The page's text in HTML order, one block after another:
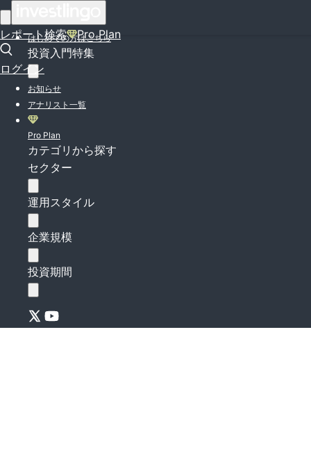
レポート検索 Pro Plan
ログイン
はじめての方はこちら
投資入門特集
お知らせ
アナリスト一覧
Pro Plan
カテゴリから探す
セクター
運用スタイル
企業規模
投資期間